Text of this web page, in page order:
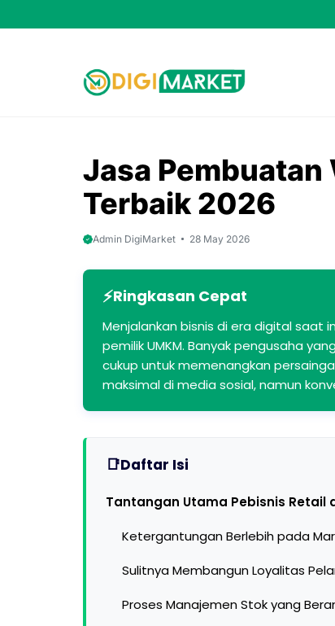
to
Jasa Pembuatan
Terbaik 2026
Admin DigiMarket 28 May 2026
Ringkasan Cepat
Menjalankan bisnis di era digital
pemilik UMKM. Banyak pengusaha
cukup untuk memenangkan
maksimal di media sosial, namun
Daftar Isi
Tantangan Utama Pebisnis Retail
Ketergantungan Berlebih pada
Sulitnya Membangun Loyalitas
Proses Manajemen Stok yang